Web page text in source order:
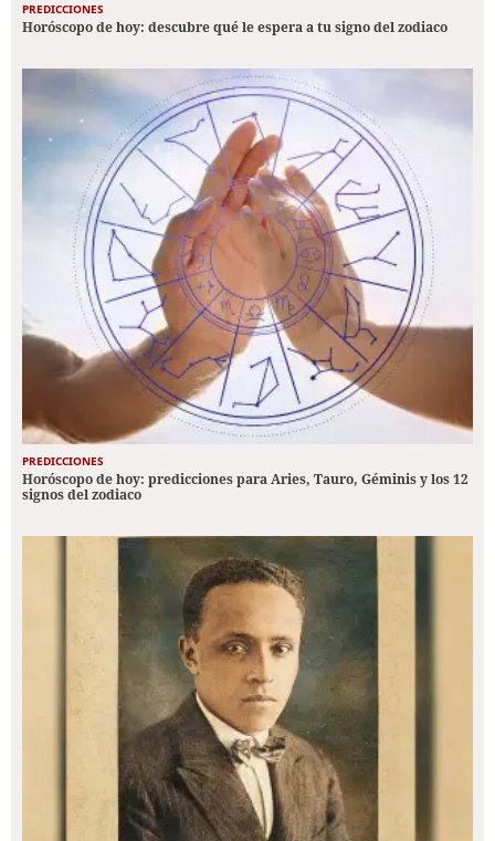
PREDICCIONES
Horóscopo de hoy: descubre qué le espera a tu signo del zodiaco
PREDICCIONES
Horóscopo de hoy: predicciones para Aries, Tauro, Géminis y los 12
signos del zodiaco